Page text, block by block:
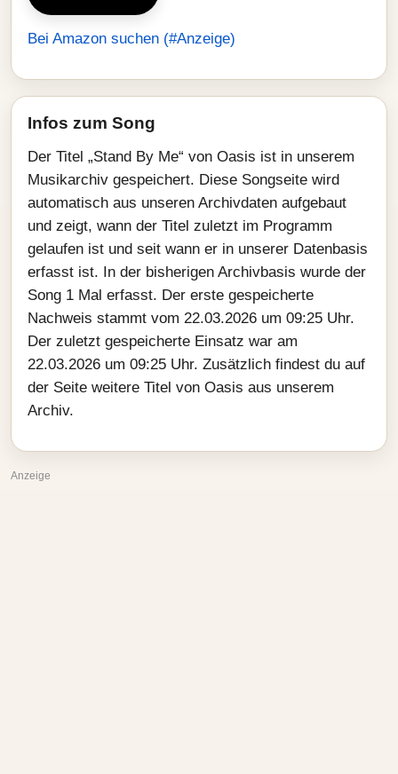
Bei Amazon suchen (#Anzeige)
Infos zum Song
Der Titel „Stand By Me“ von Oasis ist in unserem
Musikarchiv gespeichert. Diese Songseite wird
automatisch aus unseren Archivdaten aufgebaut
und zeigt, wann der Titel zuletzt im Programm
gelaufen ist und seit wann er in unserer Datenbasis
erfasst ist. In der bisherigen Archivbasis wurde der
Song 1 Mal erfasst. Der erste gespeicherte
Nachweis stammt vom 22.03.2026 um 09:25 Uhr.
Der zuletzt gespeicherte Einsatz war am
22.03.2026 um 09:25 Uhr. Zusätzlich findest du auf
der Seite weitere Titel von Oasis aus unserem
Archiv.
Anzeige